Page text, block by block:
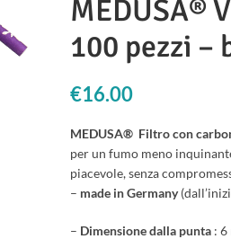
MEDUSA®
100 pezzi –
€16.00
MEDUSA® Filtro con
per un fumo meno
piacevole, senza
– made in Germany
– Dimensione dalla punta : 6